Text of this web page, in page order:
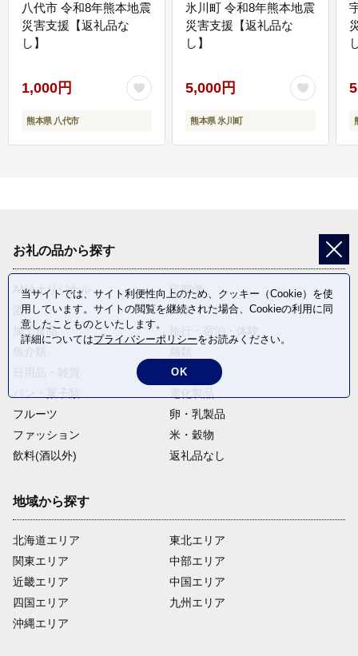
八代市 令和8年熊本地震
災害支援【返礼品な
し】
1,000円
熊本県 八代市
氷川町 令和8年熊本地震
災害支援【返礼品な
し】
5,000円
熊本県 氷川町
お礼の品から探す
ANAオリジナル
定期便
酒
肉類
加工食品
旅行・宿泊・体験
野菜
フルーツ
卵・乳製品
ファッション
米・穀物
飲料(酒以外)
返礼品なし
地域から探す
北海道エリア
関東エリア
近畿エリア
四国エリア
沖縄エリア
東北エリア
中部エリア
中国エリア
九州エリア
当サイトでは、サイト利便性向上のため、クッキー（Cookie）を使
用しています。サイトの閲覧を継続された場合、Cookieの利用に同
意したことものといたします。
詳細についてはプライバシーポリシーをお読みください。
OK